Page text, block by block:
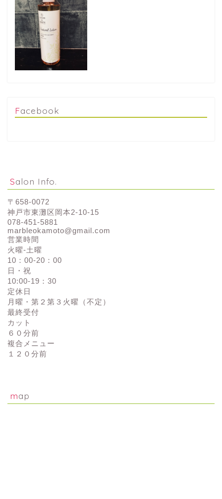
Facebook
Salon Info.
〒658-0072
神戸市東灘区岡本2-10-15
078-451-5881
marbleokamoto@gmail.com
営業時間
火曜-土曜
10：00-20：00
日・祝
10:00-19：30
定休日
月曜・第２第３火曜（不定）
最終受付
カット
６０分前
複合メニュー
１２０分前
map